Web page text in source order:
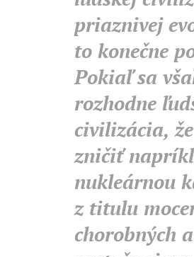
priaznivej
to konečne
Pokiaľ sa
rozhodne
civilizácia,
zničiť
nukleárnou
z titulu
chorobných